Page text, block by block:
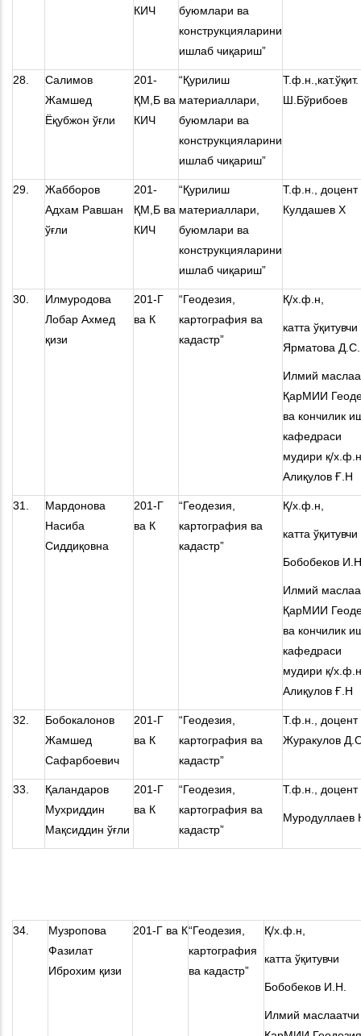
КИЧ
буюмлари ва
конструкцияларини
ишлаб чиқариш”
28.
Салимов
Жамшед
Ёқубжон ўғли
201-
ҚМ,Б ва
КИЧ
“Қурилиш
материаллари,
буюмлари ва
конструкцияларини
ишлаб чиқариш”
Т.ф.н.,кат.ўқит.
Ш.Бўрибоев
29.
Жабборов
Адхам Равшан
ўғли
201-
ҚМ,Б ва
КИЧ
“Қурилиш
материаллари,
буюмлари ва
конструкцияларини
ишлаб чиқариш”
Т.ф.н., доцент
Кулдашев Х
30.
Илмуродова
Лобар Ахмед
қизи
201-Г
ва К
“Геодезия,
картография ва
кадастр”
Қ/х.ф.н,
катта ўқитувчи
Ярматова Д.С.
Илмий
ҚарМИИ
ва кончилик
кафедраси
мудири қ/
Алиқулов Ғ.Н
31.
Мардонова
Насиба
Сиддиқовна
201-Г
ва К
“Геодезия,
картография ва
кадастр”
Қ/х.ф.н,
катта ўқитувчи
Бобобеков
Илмий
ҚарМИИ
ва кончилик
кафедраси
мудири қ/
Алиқулов Ғ.Н
32.
Бобокалонов
Жамшед
Сафарбоевич
201-Г
ва К
“Геодезия,
картография ва
кадастр”
Т.ф.н., доцент
Журакулов
33.
Қаландаров
Мухриддин
Мақсиддин ўғли
201-Г
ва К
“Геодезия,
картография ва
кадастр”
Т.ф.н., доцент
Муродуллаев
34.
Музропова
Фазилат
Иброхим қизи
201-Г ва К“Геодезия,
картография
ва кадастр”
Қ/х.ф.н,
катта ўқитувчи
Бобобеков И.Н.
Илмий маслаатчи